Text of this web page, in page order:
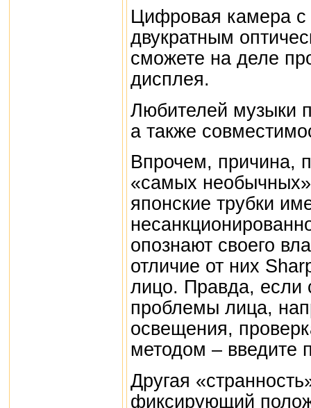
Цифровая камера с
двукратным
сможете на деле
дисплея.
Любителей музыки
а также
Впрочем, причина,
«самых
японские трубки
опознают своего
отличие от них
лицо. Правда, если
проблемы лица,
освещения,
методом – введите
Другая
фиксирующий